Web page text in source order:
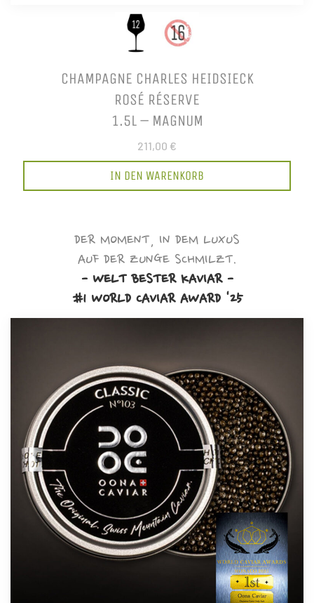
CHAMPAGNE CHARLES HEIDSIECK
ROSÉ RÉSERVE
1.5L – MAGNUM
211,00 €
IN DEN WARENKORB
DER MOMENT, IN DEM LUXUS
AUF DER ZUNGE SCHMILZT.
- WELT BESTER KAVIAR -
#1 WORLD CAVIAR AWARD '25